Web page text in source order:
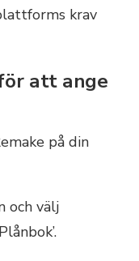
krav
att ange
på din
och välj